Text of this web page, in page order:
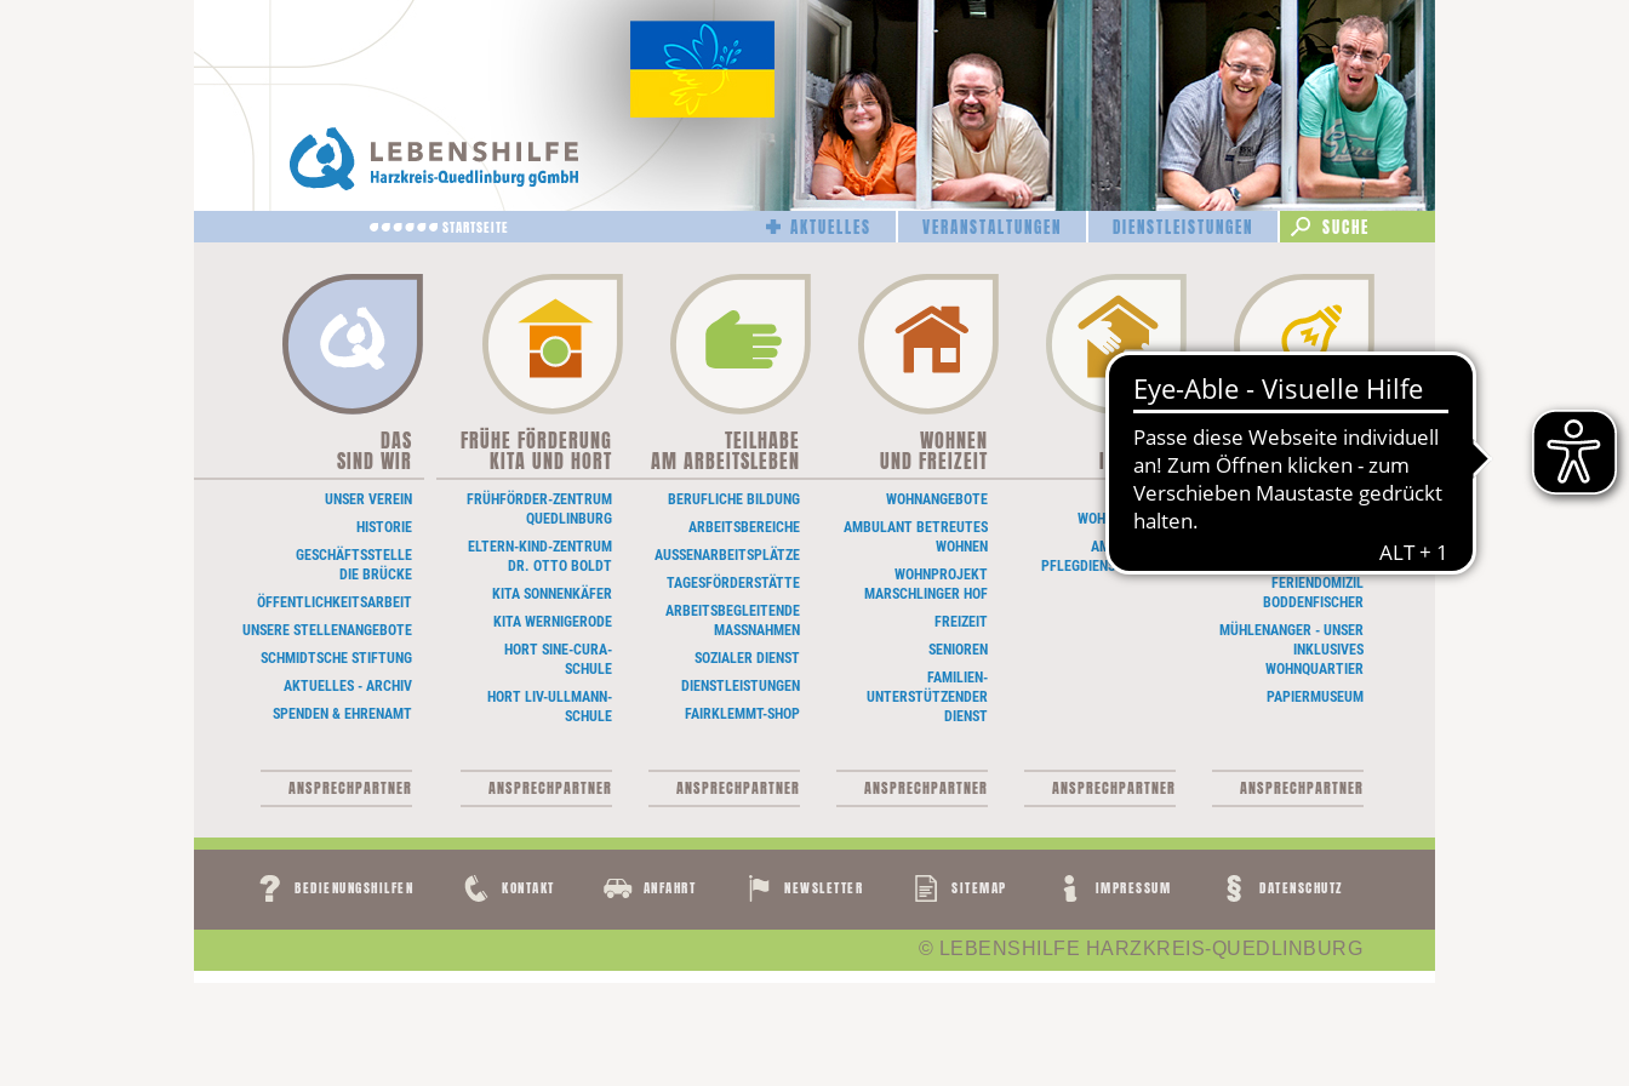
STARTSEITE
Navigation
überspringen
AKTUELLES VERANSTALTUNGEN DIENSTLEISTUNGEN
DAS
SIND WIR
NAVIGATION
ÜBERSPRINGEN
UNSER VEREIN
HISTORIE
GESCHÄFTSSTELLE
DIE BRÜCKE
ÖFFENTLICHKEITSARBEIT
UNSERE STELLENANGEBOTE
SCHMIDTSCHE STIFTUNG
AKTUELLES - ARCHIV
SPENDEN & EHRENAMT
FRÜHE FÖRDERUNG
KITA UND HORT
ÜBERSPRINGEN
FRÜHFÖRDER-ZENTRUM
QUEDLINBURG
ELTERN-KIND-ZENTRUM
DR. OTTO BOLDT
KITA SONNENKÄFER
KITA WERNIGERODE
HORT SINE-CURA-
SCHULE
HORT LIV-ULLMANN-
SCHULE
TEILHABE
AM ARBEITSLEBEN
ÜBERSPRINGEN
BERUFLICHE BILDUNG
ARBEITSBEREICHE
AUSSENARBEITSPLÄTZE
TAGESFÖRDERSTÄTTE
ARBEITSBEGLEITENDE
MASSNAHMEN
SOZIALER DIENST
DIENSTLEISTUNGEN
FAIRKLEMMT-SHOP
WOHNEN
UND FREIZEIT
WOHNANGEBOTE
AMBULANT BETREUTES
WOHNEN
WOHNPROJEKT
MARSCHLINGER HOF
FREIZEIT
SENIOREN
FAMILIEN-
UNTERSTÜTZENDER
DIENST
LEBEN
IM ALTER
NAVIGATION
ÜBERSPRINGEN
INKLUSIVES
WOHNQUARTIER
AMBULANTER
PFLEGDIENST INDOMO
ZUSAMMENLEBEN
GESTALTEN
NAVIGATION
FAIRISTA
FERIENDOMIZIL
BODDENFISCHER
MÜHLENANGER - UNSER
INKLUSIVES
WOHNQUARTIER
PAPIERMUSEUM
ANSPRECHPARTNER ANSPRECHPARTNER ANSPRECHPARTNER ANSPRECHPARTNER ANSPRECHPARTNER ANSPRECHPARTNER
Navigation
überspringen
BEDIENUNGSHILFEN KONTAKT ANFAHRT NEWSLETTER SITEMAP IMPRESSUM DATENSCHUTZ
© LEBENSHILFE HARZKREIS-QUEDLINBURG